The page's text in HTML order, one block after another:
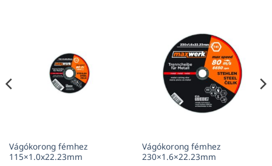
Vágókorong fémhez
115×1.0x22.23mm
Vágókorong fémhez
230×1.6×22.23mm